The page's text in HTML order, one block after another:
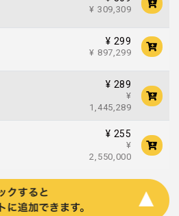
¥ 309,309
¥ 299
¥ 897,299
¥ 289
¥
1,445,289
¥ 255
¥
2,550,000